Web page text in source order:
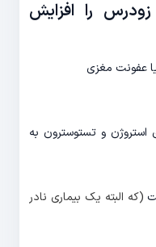
را افزایش
عفونت مغزی
و تستوسترون به
(که البته یک بیماری نادر